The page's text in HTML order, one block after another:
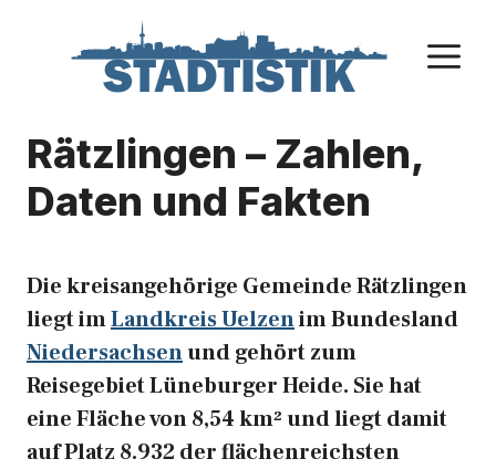
Rätzlingen – Zahlen,
Daten und Fakten
Die kreisangehörige Gemeinde Rätzlingen
liegt imLandkreis Uelzenim Bundesland
Niedersachsenund gehört zum
Reisegebiet Lüneburger Heide. Sie hat
eine Fläche von 8,54 km² und liegt damit
auf Platz 8.932 der flächenreichsten